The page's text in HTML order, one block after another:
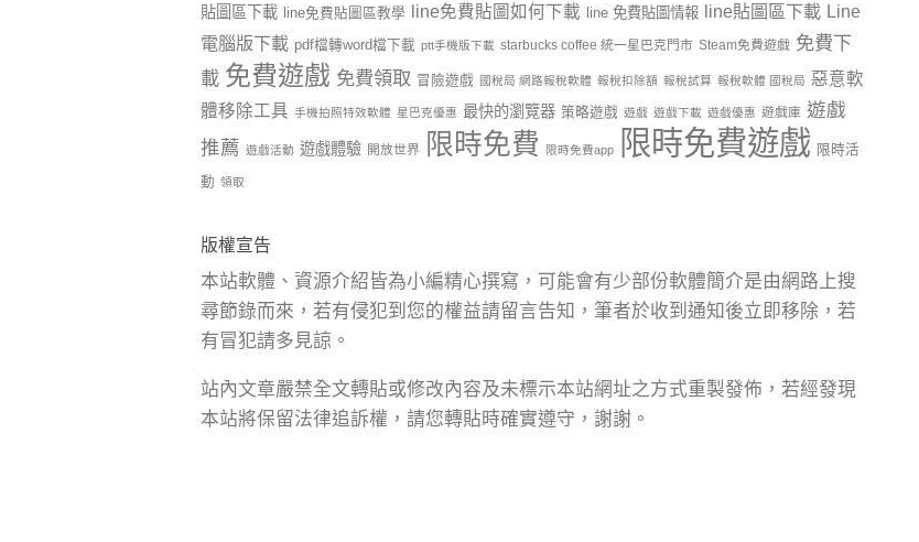
貼圖區下載
line免費貼圖區教學 line免費貼圖如何下載 line 免費貼圖情報 line貼圖區下載 Line
電腦版下載 pdf檔轉word檔下載 ptt手機版下載 starbucks coffee 統一星巴克門市 Steam免費遊戲 免費下
載 免費遊戲 免費領取 冒險遊戲 國稅局 網路報稅軟體 報稅扣除額 報稅試算 報稅軟體 國稅局 惡意軟
體移除工具 手機拍照特效軟體 星巴克優惠 最快的瀏覽器 策略遊戲 遊戲 遊戲下載 遊戲優惠 遊戲庫 遊戲
推薦 遊戲活動 遊戲體驗 開放世界 限時免費 限時免費app 限時免費遊戲 限時活
動 領取
版權宣告
本站軟體、資源介紹皆為小編精心撰寫，可能會有少部份軟體簡介是由網路上搜
尋節錄而來，若有侵犯到您的權益請留言告知，筆者於收到通知後立即移除，若
有冒犯請多見諒。
站內文章嚴禁全文轉貼或修改內容及未標示本站網址之方式重製發佈，若經發現
本站將保留法律追訴權，請您轉貼時確實遵守，謝謝。